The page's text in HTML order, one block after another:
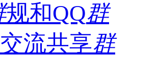
规和QQ群
交流共享群